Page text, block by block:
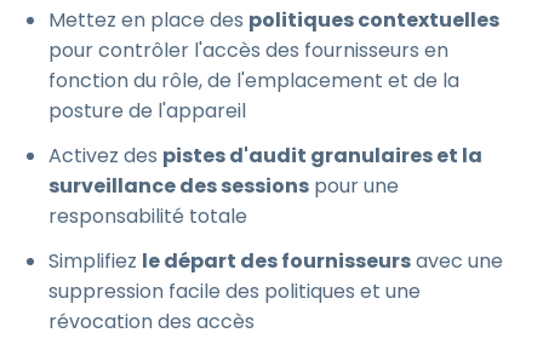
Mettez en place des politiques contextuelles
pour contrôler l'accès des fournisseurs en
fonction du rôle, de l'emplacement et de la
posture de l'appareil
Activez des pistes d'audit granulaires et la
surveillance des sessions pour une
responsabilité totale
Simplifiez le départ des fournisseursavec une
suppression facile des politiques et une
révocation des accès